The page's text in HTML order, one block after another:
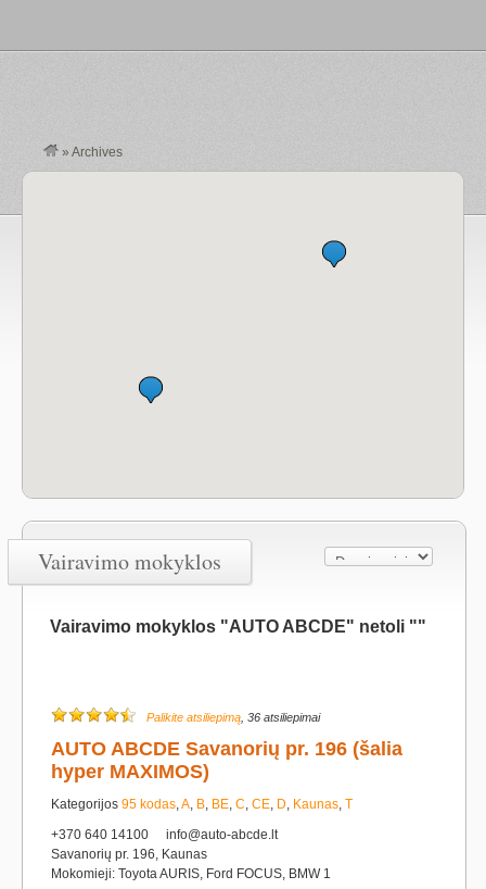
»Archives
Vairavimo mokyklos
Vairavimo mokyklos "AUTO ABCDE" netoli ""
Palikite atsiliepimą , 36 atsiliepimai
AUTO ABCDE Savanorių pr. 196 (šalia
hyper MAXIMOS)
Kategorijos 95 kodas,A, B, BE, C, CE, D, Kaunas, T
+370 640 14100
info@auto-abcde.lt
Savanorių pr. 196, Kaunas
Mokomieji: Toyota AURIS, Ford FOCUS, BMW 1